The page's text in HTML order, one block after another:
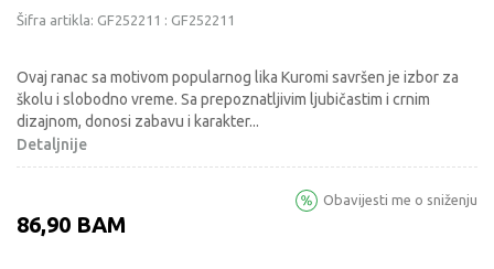
Šifra artikla: GF252211 : GF252211
Ovaj ranac sa motivom popularnog lika Kuromi savršen je izbor za
školu i slobodno vreme. Sa prepoznatljivim ljubičastim i crnim
dizajnom, donosi zabavu i karakter...
Detaljnije
86,90 BAM
Obavijesti me o sniženju